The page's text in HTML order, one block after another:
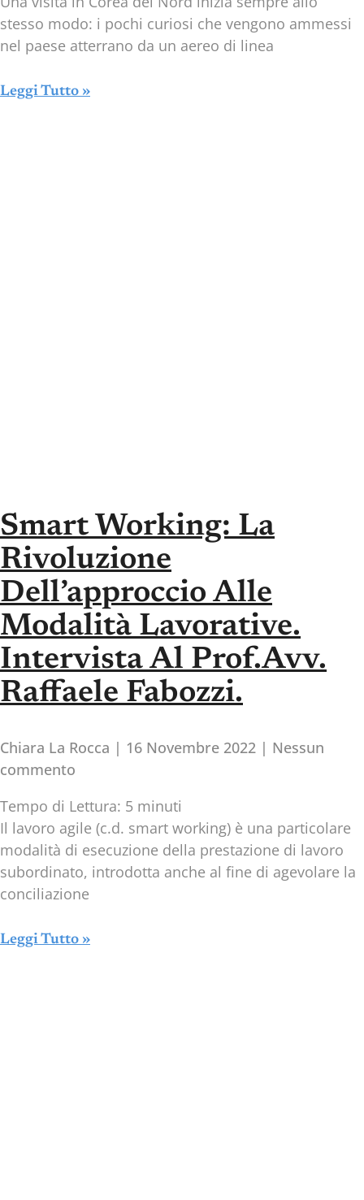
stesso modo: i pochi curiosi che vengono ammessi
nel paese atterrano da un aereo di linea
Leggi Tutto »
Smart Working: La
Rivoluzione
Dell’approccio Alle
Modalità Lavorative.
Intervista Al Prof.Avv.
Raffaele Fabozzi.
Chiara La Rocca 16 Novembre 2022
Nessun
commento
Tempo di Lettura: 5 minuti
Il lavoro agile (c.d. smart working) è una particolare
modalità di esecuzione della prestazione di lavoro
subordinato, introdotta anche al fine di agevolare la
conciliazione
Leggi Tutto »